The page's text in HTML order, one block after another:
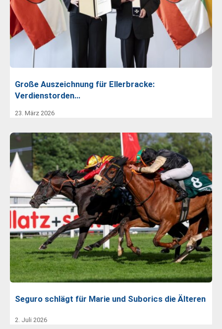
Große Auszeichnung für Ellerbracke:
Verdienstorden…
23. März 2026
Seguro schlägt für Marie und Suborics die Älteren
2. Juli 2026